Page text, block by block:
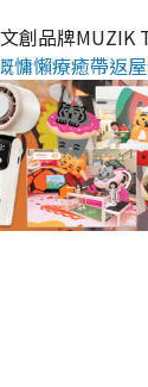
創品牌MUZIK
慵懶療癒帶返